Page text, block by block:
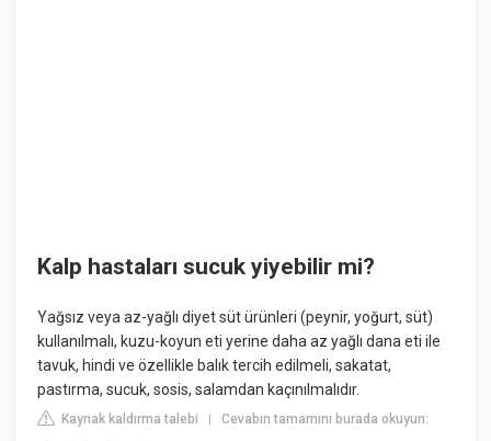
Kalp hastaları sucuk yiyebilir mi?
Yağsız veya az-yağlı diyet süt ürünleri (peynir, yoğurt, süt)
kullanılmalı, kuzu-koyun eti yerine daha az yağlı dana eti ile
tavuk, hindi ve özellikle balık tercih edilmeli, sakatat,
pastırma, sucuk, sosis, salamdan kaçınılmalıdır.
Kaynak kaldırma talebi |Cevabın tamamını burada okuyun: